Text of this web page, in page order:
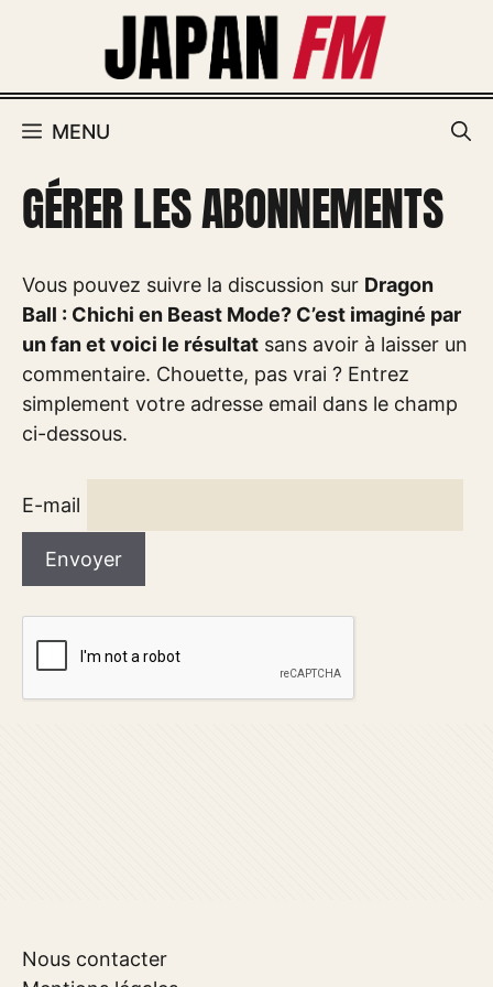
MENU
GÉRER LES ABONNEMENTS
Vous pouvez suivre la discussion sur Dragon
Ball : Chichi en Beast Mode? C’est imaginé par
un fan et voici le résultat sans avoir à laisser un
commentaire. Chouette, pas vrai ? Entrez
simplement votre adresse email dans le champ
ci-dessous.
E-mail
Nous contacter